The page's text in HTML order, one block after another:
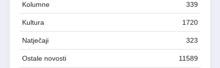
Kolumne 339
Kultura 1720
Natječaji 323
Ostale novosti 11589